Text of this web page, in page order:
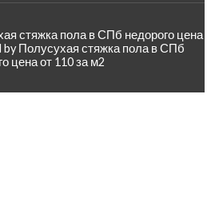
стяжка пола в СПб недорого цена
by Полусухая стяжка пола в СПб
цена от 110 за м2